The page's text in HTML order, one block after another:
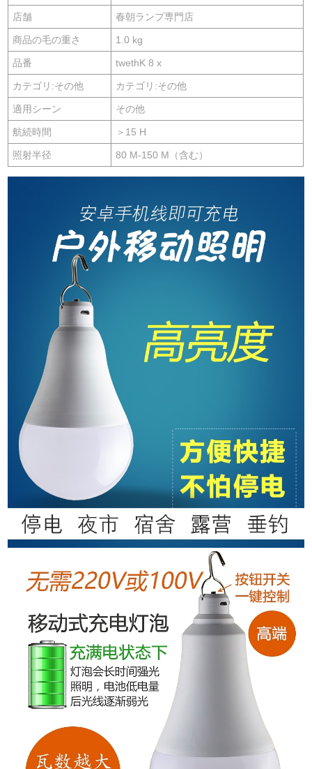
店舗 春朝ランプ専門店
商品の毛の重さ 1.0 kg
品番 twethK 8 x
カテゴリ:その他 カテゴリ:その他
適用シーン その他
航続時間 ＞15 H
照射半径 80 M-150 M（含む）